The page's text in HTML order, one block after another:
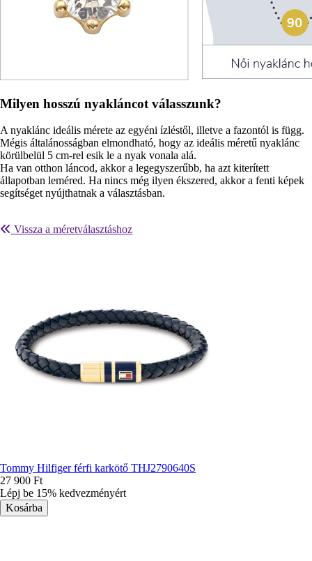
Milyen hosszú nyakláncot válasszunk?
A nyaklánc ideális mérete az egyéni ízléstől, illetve a fazontól is függ.
Mégis általánosságban elmondható, hogy az ideális méretű nyaklánc
körülbelül 5 cm-rel esik le a nyak vonala alá.
Ha van otthon láncod, akkor a legegyszerűbb, ha azt kiterített
állapotban leméred. Ha nincs még ilyen ékszered, akkor a fenti képek
segítséget nyújthatnak a választásban.
Vissza a méretválasztáshoz
Tommy Hilfiger férfi karkötő THJ2790640S
27 900 Ft
Lépj be 15% kedvezményért